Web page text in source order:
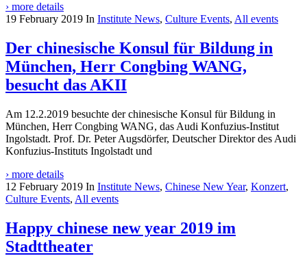
› more details
19 February 2019 In Institute News, Culture Events, All events
Der chinesische Konsul für Bildung in
München, Herr Congbing WANG,
besucht das AKII
Am 12.2.2019 besuchte der chinesische Konsul für Bildung in
München, Herr Congbing WANG, das Audi Konfuzius-Institut
Ingolstadt. Prof. Dr. Peter Augsdörfer, Deutscher Direktor des Audi
Konfuzius-Instituts Ingolstadt und
› more details
12 February 2019 In Institute News, Chinese New Year, Konzert,
Culture Events, All events
Happy chinese new year 2019 im
Stadttheater